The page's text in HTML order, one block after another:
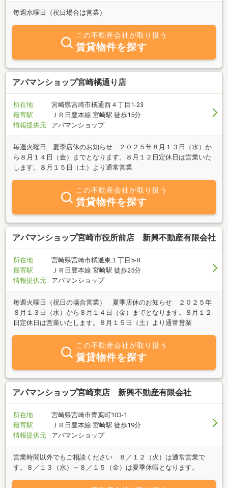
毎週水曜日（祝日場合は営業）
この不動産会社が取り扱う
賃貸物件を探す
アパマンショップ宮崎橘通り店
所在地
宮崎県宮崎市橘通西４丁目1-23
最寄駅
ＪＲ日豊本線 宮崎駅 徒歩15分
情報提供元
アパマンショップ
毎週火曜日 夏季店休のお知らせ ２０２５年８月１３日（水）か
ら８月１４日（金）までとなります。８月１２日定休日は営業いた
します。８月１５日（土）より通常営業
この不動産会社が取り扱う
賃貸物件を探す
アパマンショップ宮崎市役所前店 新興不動産有限会社
所在地
宮崎県宮崎市橘通東１丁目5-8
最寄駅
ＪＲ日豊本線 宮崎駅 徒歩25分
情報提供元
アパマンショップ
毎週火曜日（祝日の場合営業） 夏季店休のお知らせ ２０２５年
８月１３日（水）から８月１４日（金）までとなります。８月１２
日定休日は営業いたします。８月１５日（土）より通常営業
この不動産会社が取り扱う
賃貸物件を探す
アパマンショップ宮崎東店 新興不動産有限会社
所在地
宮崎県宮崎市青葉町103-1
最寄駅
ＪＲ日豊本線 宮崎駅 徒歩19分
情報提供元
アパマンショップ
営業時間以外でもご相談ください ８／１２（火）は通常営業で
す。８／１３（水）～８／１５（金）は夏季休暇となります。